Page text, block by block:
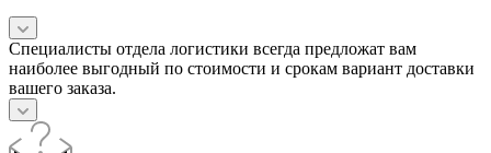
Специалисты отдела логистики всегда предложат вам
наиболее выгодный по стоимости и срокам вариант доставки
вашего заказа.